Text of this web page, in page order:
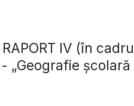
RAPORT IV (în
„Geografie